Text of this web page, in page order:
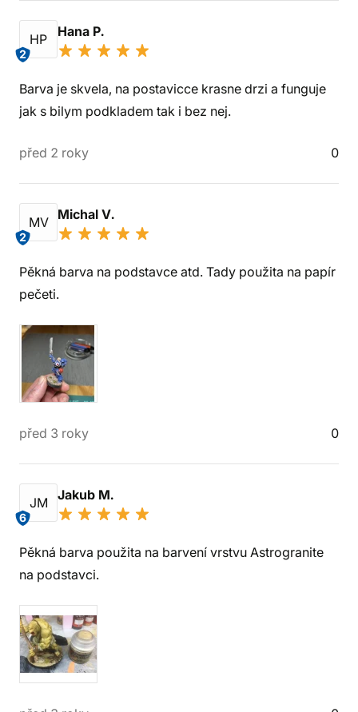
HP
2
Hana P.
Barva je skvela, na postavicce krasne drzi a funguje
jak s bilym podkladem tak i bez nej.
před 2 roky 0
MV
2
Michal V.
Pěkná barva na podstavce atd. Tady použita na papír
pečeti.
před 3 roky 0
JM
6
Jakub M.
Pěkná barva použita na barvení vrstvu Astrogranite
na podstavci.